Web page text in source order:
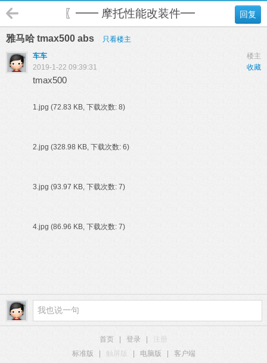
回复
〖━━ 摩托性能改装件━━〗
雅马哈 tmax500 abs
只看楼主
楼主
车车
收藏
2019-1-22 09:39:31
tmax500
1.jpg (72.83 KB, 下载次数: 8)
2.jpg (328.98 KB, 下载次数: 6)
3.jpg (93.97 KB, 下载次数: 7)
4.jpg (86.96 KB, 下载次数: 7)
首页 登录
注册
标准版
触屏版 电脑版
客户端